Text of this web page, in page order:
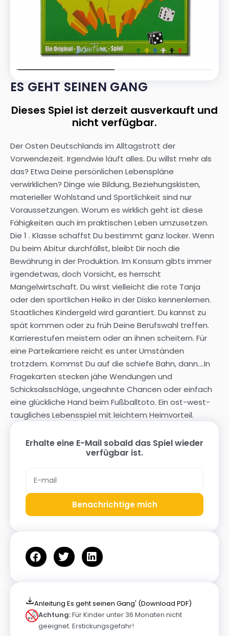
ES GEHT SEINEN GANG
Dieses Spiel ist derzeit ausverkauft und
nicht verfügbar.
Der Osten Deutschlands im Alltagstrott der
Vorwendezeit. Irgendwie läuft alles. Du willst mehr als
das? Etwa Deine persönlichen Lebenspläne
verwirklichen? Dinge wie Bildung, Beziehungskisten,
materieller Wohlstand und Sportlichkeit sind nur
Voraussetzungen. Worum es wirklich geht ist diese
Fähigkeiten auch im praktischen Leben umzusetzen.
Die 1 . Klasse schaffst Du bestimmt ganz locker. Wenn
Du beim Abitur durchfällst, bleibt Dir noch die
Bewährung in der Produktion. Im Konsum gibts immer
irgendetwas, doch Vorsicht, es herrscht
Mangelwirtschaft. Du wirst vielleicht die rote Tanja
oder den sportlichen Heiko in der Disko kennenlernen.
Staatliches Kindergeld wird garantiert. Du kannst zu
spät kommen oder zu früh Deine Berufswahl treffen.
Karrierestufen meistern oder an ihnen scheitern. Für
eine Parteikarriere reicht es unter Umständen
trotzdem. Kommst Du auf die schiefe Bahn, dann....In
Fragekarten stecken jähe Wendungen und
Schicksalsschläge, ungeahnte Chancen oder einfach
eine glückliche Hand beim Fußballtoto. Ein ost-west-
taugliches Lebensspiel mit leichtem Heimvorteil.
Erhalte eine E-Mail sobald das Spiel wieder
verfügbar ist.
Benachrichtige mich
Anleitung Es geht seinen Gang' (Download PDF)
Achtung:Für Kinder unter 36 Monaten nicht
geeignet. Erstickungsgefahr!